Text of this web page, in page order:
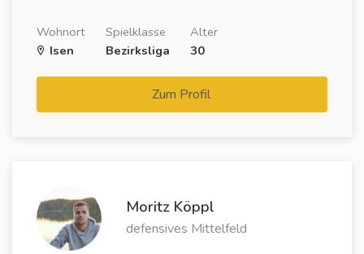
Wohnort
Isen
Spielklasse
Bezirksliga
Alter
30
Zum Profil
Moritz Köppl
defensives Mittelfeld